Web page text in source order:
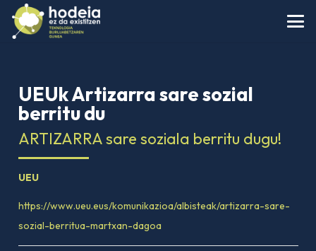
UEUk Artizarra sare sozial
berritu du
ARTIZARRA sare soziala berritu dugu!
UEU
https://www.ueu.eus/komunikazioa/albisteak/artizarra-sare-
sozial-berritua-martxan-dagoa